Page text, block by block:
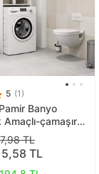
5 (1)
Pamir Banyo
Amaçlı-çamaşır
wc Üstü
TL
TL